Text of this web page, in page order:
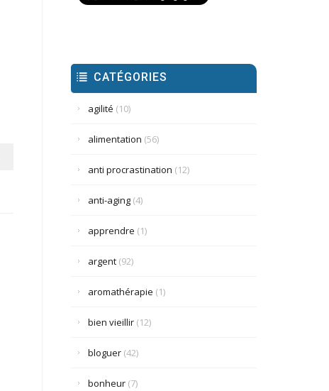
CATÉGORIES
agilité (10)
alimentation (56)
anti procrastination (12)
anti-aging(4)
apprendre (1)
argent(92)
aromathérapie (1)
bien vieillir(12)
bloguer(42)
bonheur(7)